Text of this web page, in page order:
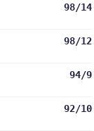
98/14
98/12
94/9
92/10